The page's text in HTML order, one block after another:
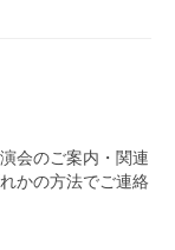
会のご案内・関連
かの方法でご連絡